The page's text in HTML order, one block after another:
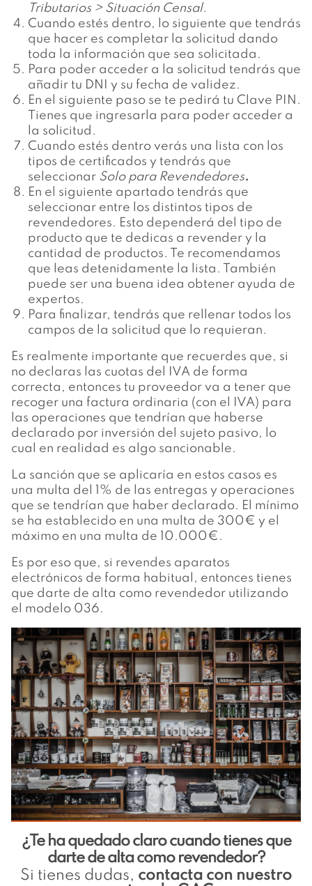
Tributarios > Situación Censal.
Cuando estés dentro, lo siguiente que tendrás
que hacer es completar la solicitud dando
toda la información que sea solicitada.
Para poder acceder a la solicitud tendrás que
añadir tu DNI y su fecha de validez.
En el siguiente paso se te pedirá tu Clave PIN.
Tienes que ingresarla para poder acceder a
la solicitud.
Cuando estés dentro verás una lista con los
tipos de certificados y tendrás que
seleccionar Solo para Revendedores.
En el siguiente apartado tendrás que
seleccionar entre los distintos tipos de
revendedores. Esto dependerá del tipo de
producto que te dedicas a revender y la
cantidad de productos. Te recomendamos
que leas detenidamente la lista. También
puede ser una buena idea obtener ayuda de
expertos.
Para finalizar, tendrás que rellenar todos los
campos de la solicitud que lo requieran.
Es realmente importante que recuerdes que, si
no declaras las cuotas del IVA de forma
correcta, entonces tu proveedor va a tener que
recoger una factura ordinaria (con el IVA) para
las operaciones que tendrían que haberse
declarado por inversión del sujeto pasivo, lo
cual en realidad es algo sancionable.
La sanción que se aplicaría en estos casos es
una multa del 1% de las entregas y operaciones
que se tendrían que haber declarado. El mínimo
se ha establecido en una multa de 300€ y el
máximo en una multa de 10.000€.
Es por eso que, si revendes aparatos
electrónicos de forma habitual, entonces tienes
que darte de alta como revendedor utilizando
el modelo 036.
¿Te ha quedado claro cuando tienes que
darte de alta como revendedor?
Si tienes dudas, contacta con nuestro